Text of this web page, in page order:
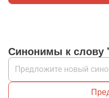
Синонимы к слову